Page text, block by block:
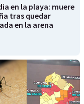
en la playa: muere
tras quedar
en la arena